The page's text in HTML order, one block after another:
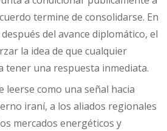
termine de consolidarse. En
del avance diplomático, el
la idea de que cualquier
tener una respuesta inmediata.
leerse como una señal hacia
iraní, a los aliados regionales
mercados energéticos y